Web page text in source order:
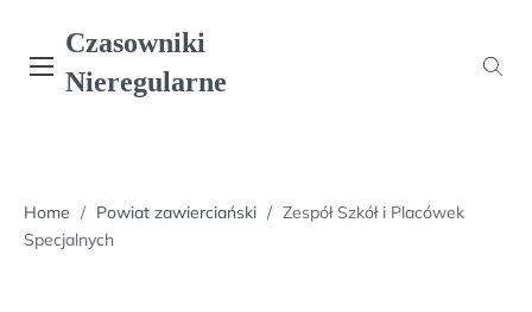
content
Czasowniki
Nieregularne
Home / Powiat zawierciański / Zespół Szkół i Placówek
Specjalnych